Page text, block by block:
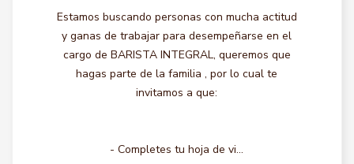
Estamos buscando personas con mucha actitud
y ganas de trabajar para desempeñarse en el
cargo de BARISTA INTEGRAL, queremos que
hagas parte de la familia , por lo cual te
invitamos a que:
- Completes tu hoja de vi...